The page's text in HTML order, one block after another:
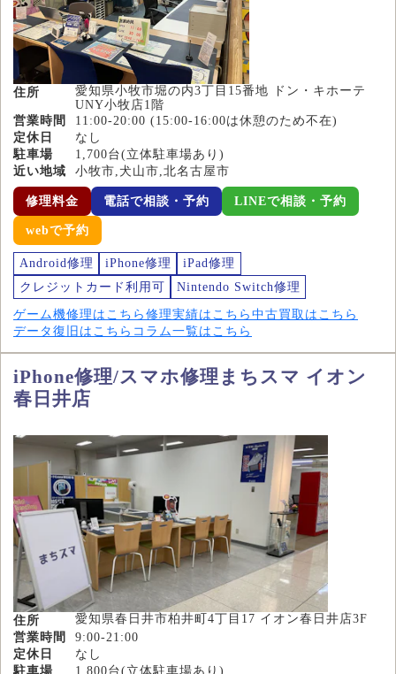
住所
愛知県小牧市堀の内3丁目15番地 ドン・キホーテ
UNY小牧店1階
営業時間
11:00-20:00 (15:00-16:00は休憩のため不在)
定休日
なし
駐車場
1,700台(立体駐車場あり)
近い地域
小牧市,犬山市,北名古屋市
修理料金 電話で相談・予約 LINEで相談・予約
webで予約
Android修理 iPhone修理
iPad修理
クレジットカード利用可
Nintendo Switch修理
ゲーム機修理はこちら 修理実績はこちら 中古買取はこちら
データ復旧はこちら コラム一覧はこちら
iPhone修理/スマホ修理まちスマ イオン
春日井店
住所
愛知県春日井市柏井町4丁目17 イオン春日井店3F
営業時間
9:00-21:00
定休日
なし
駐車場
1,800台(立体駐車場あり)